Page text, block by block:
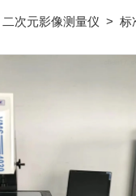
二次元影像测量仪 > 标